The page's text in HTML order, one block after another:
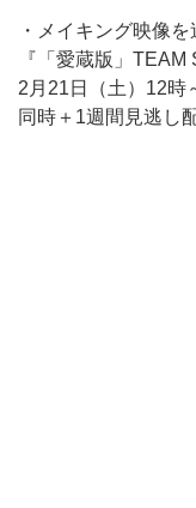
・メイキング映像
『「愛蔵版」
2月21日（土）12時
同時＋1週間見逃し